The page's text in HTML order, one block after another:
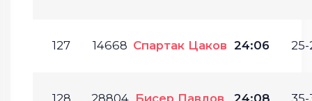
127 14668 Спартак Цаков 24:06 25-
128 28804 Бисер Павлов 24:08 35-